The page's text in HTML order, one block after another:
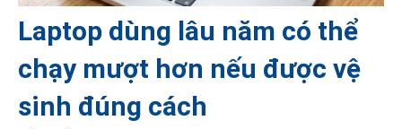
Laptop dùng lâu năm có thể
chạy mượt hơn nếu được vệ
sinh đúng cách